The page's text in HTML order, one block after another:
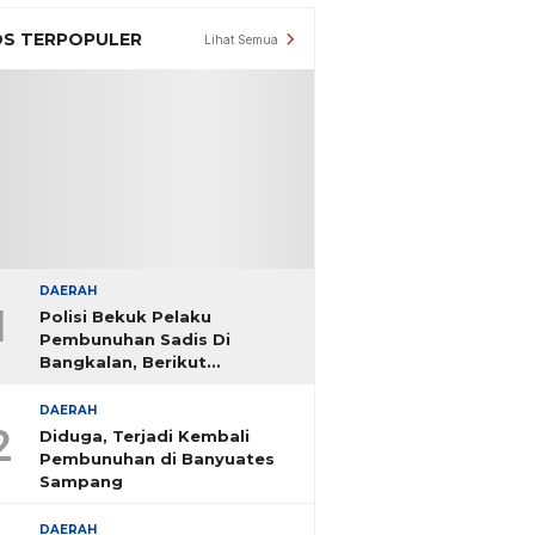
TERPOPULER Lihat Semua
DAERAH
Polisi Bekuk Pelaku
Pembunuhan Sadis Di
Bangkalan, Berikut
DAERAH
Diduga, Terjadi Kembali
Pembunuhan di Banyuates
Sampang
DAERAH